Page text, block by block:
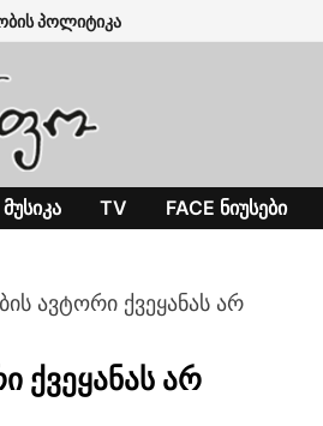
პოლიტიკა
ᲛᲣᲡᲘᲙᲐ TV FACE ᲜᲘᲣᲡᲔᲑᲘ
ავტორი ქვეყანას არ
არ